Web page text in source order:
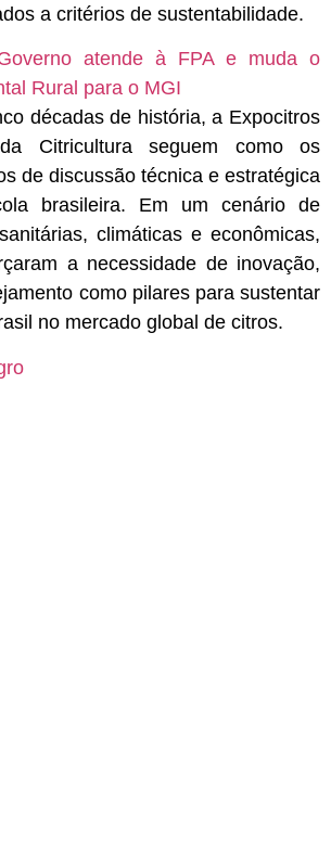
a critérios de sustentabilidade.
atende à FPA e muda o
Rural para o MGI
décadas de história, a Expocitros
Citricultura seguem como os
de discussão técnica e estratégica
brasileira. Em um cenário de
climáticas e econômicas,
a necessidade de inovação,
como pilares para sustentar
no mercado global de citros.